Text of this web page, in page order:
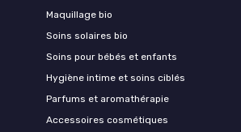
Maquillage bio
Soins solaires bio
Soins pour bébés et enfants
Hygiène intime et soins ciblés
Parfums et aromathérapie
Accessoires cosmétiques